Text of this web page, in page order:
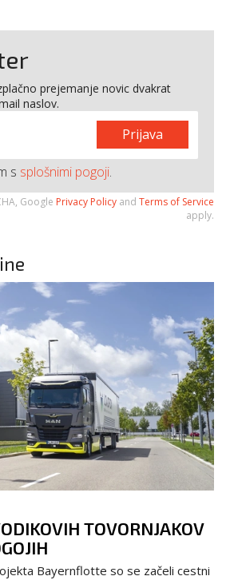
prejemanje novic dvakrat
naslov.
Prijava
s splošnimi pogoji.
Google Privacy Policy and Terms of Service
apply.
TOVORNJAKOV
Bayernflotte so se začeli cestni